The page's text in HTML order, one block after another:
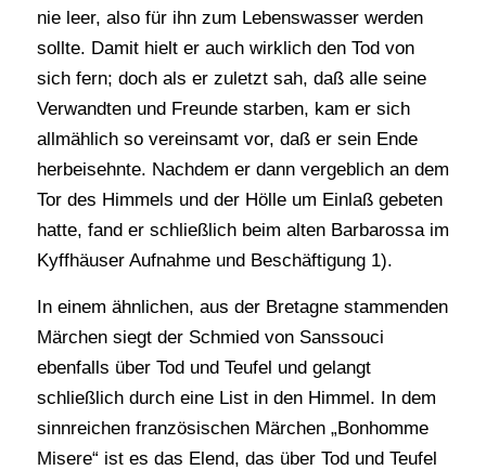
nie leer, also für ihn zum Lebenswasser werden
sollte. Damit hielt er auch wirklich den Tod von
sich fern; doch als er zuletzt sah, daß alle seine
Verwandten und Freunde starben, kam er sich
allmählich so vereinsamt vor, daß er sein Ende
herbeisehnte. Nachdem er dann vergeblich an dem
Tor des Himmels und der Hölle um Einlaß gebeten
hatte, fand er schließlich beim alten Barbarossa im
Kyffhäuser Aufnahme und Beschäftigung 1).
In einem ähnlichen, aus der Bretagne stammenden
Märchen siegt der Schmied von Sanssouci
ebenfalls über Tod und Teufel und gelangt
schließlich durch eine List in den Himmel. In dem
sinnreichen französischen Märchen „Bonhomme
Misere“ ist es das Elend, das über Tod und Teufel